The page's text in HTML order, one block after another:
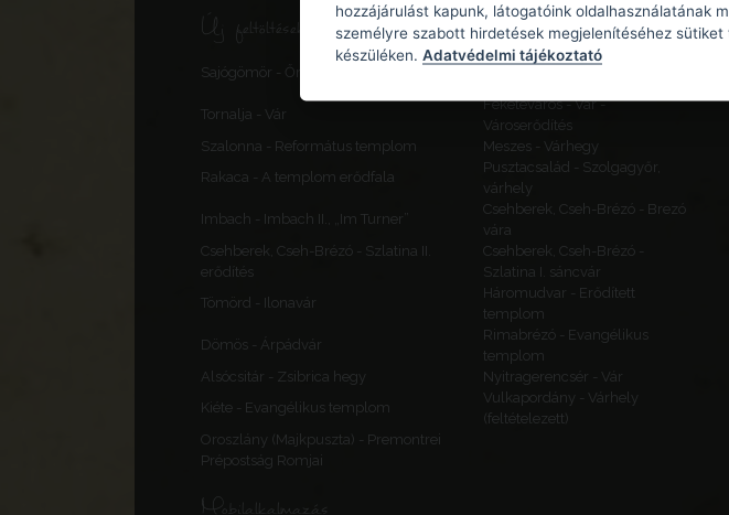
Új feltöltések, frissítések
Sajógömör - Őrtorony, elővédmű
Sajógömör - Várhegy - Gömör
Tornalja - Vár
Feketeváros - Vár -
Városerődítés
Szalonna - Református templom
Meszes - Várhegy
Rakaca - A templom erődfala
Pusztacsalád - Szolgagyőr,
várhely
Imbach - Imbach II., „Im Turner”
Csehberek, Cseh-Brézó - Brezó
vára
Csehberek, Cseh-Brézó - Szlatina II.
erődítés
Csehberek, Cseh-Brézó -
Szlatina I. sáncvár
Tömörd - Ilonavár
Háromudvar - Erődített
templom
Dömös - Árpádvár
Rimabrézó - Evangélikus
templom
Alsócsitár - Zsibrica hegy
Nyitragerencsér - Vár
Kiéte - Evangélikus templom
Vulkapordány - Várhely
(feltételezett)
Oroszlány (Majkpuszta) - Premontrei
Prépostság Romjai
Mobilalkalmazás
hozzájárulást kapunk, látogatóink oldalhasználatának
személyre szabott hirdetések megjelenítéséhez sütiket
készüléken. Adatvédelmi tájékoztató